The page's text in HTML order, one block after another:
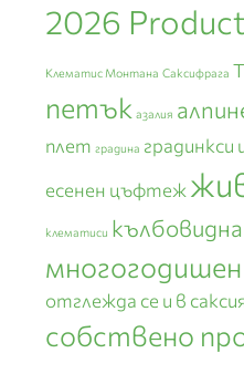
2026
Клематис Монтана Саксифрага
петък азалия
плет градина градинкси
есенен цъфтеж
клематиси
отглежда се и в
собствено